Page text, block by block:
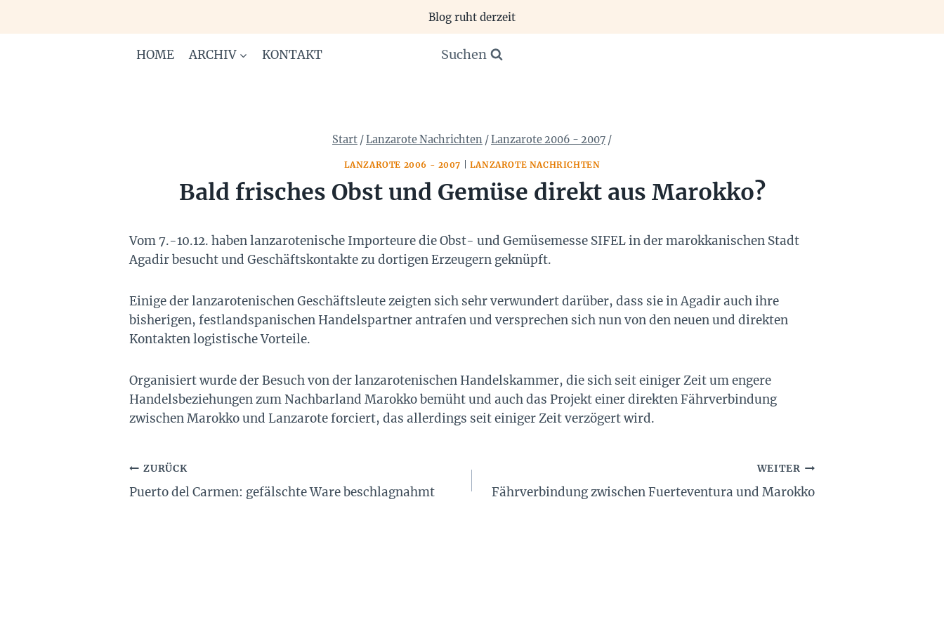
Blog ruht derzeit
HOME ARCHIV KONTAKT Suchen
Start /Lanzarote Nachrichten /Lanzarote 2006 - 2007 /
LANZAROTE 2006 - 2007 LANZAROTE NACHRICHTEN
Bald frisches Obst und Gemüse direkt aus Marokko?
Vom 7.-10.12. haben lanzarotenische Importeure die Obst- und Gemüsemesse SIFEL in der marokkanischen Stadt
Agadir besucht und Geschäftskontakte zu dortigen Erzeugern geknüpft.
Einige der lanzarotenischen Geschäftsleute zeigten sich sehr verwundert darüber, dass sie in Agadir auch ihre
bisherigen, festlandspanischen Handelspartner antrafen und versprechen sich nun von den neuen und direkten
Kontakten logistische Vorteile.
Organisiert wurde der Besuch von der lanzarotenischen Handelskammer, die sich seit einiger Zeit um engere
Handelsbeziehungen zum Nachbarland Marokko bemüht und auch das Projekt einer direkten Fährverbindung
zwischen Marokko und Lanzarote forciert, das allerdings seit einiger Zeit verzögert wird.
Beitragsnavigation
ZURÜCK
Puerto del Carmen: gefälschte Ware beschlagnahmt
WEITER
Fährverbindung zwischen Fuerteventura und Marokko